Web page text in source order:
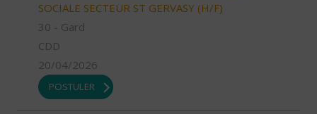
SOCIALE SECTEUR ST GERVASY (H/F)
30 - Gard
CDD
20/04/2026
POSTULER